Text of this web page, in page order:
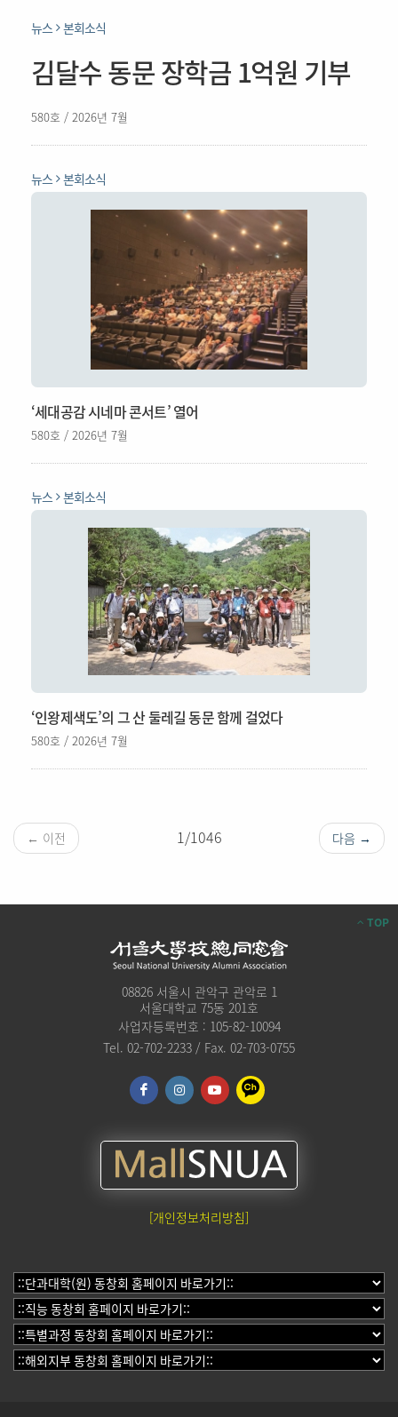
뉴스 본회소식
김달수 동문 장학금 1억원 기부
580호 / 2026년 7월
뉴스 본회소식
‘세대공감 시네마 콘서트’ 열어
580호 / 2026년 7월
뉴스 본회소식
‘인왕제색도’의 그 산 둘레길 동문 함께 걸었다
580호 / 2026년 7월
← 이전 1/1046 다음 →
TOP
08826 서울시 관악구 관악로 1
서울대학교 75동 201호
사업자등록번호 : 105-82-10094
Tel. 02-702-2233 / Fax. 02-703-0755
[개인정보처리방침]